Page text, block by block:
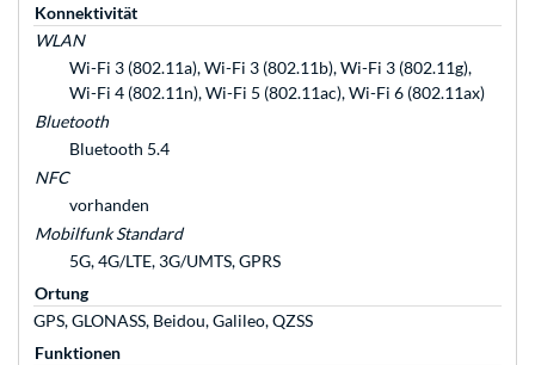
Konnektivität
WLAN
Wi-Fi 3 (802.11a), Wi-Fi 3 (802.11b), Wi-Fi 3 (802.11g),
Wi-Fi 4 (802.11n), Wi-Fi 5 (802.11ac), Wi-Fi 6 (802.11ax)
Bluetooth
Bluetooth 5.4
NFC
vorhanden
Mobilfunk Standard
5G, 4G/LTE, 3G/UMTS, GPRS
Ortung
GPS, GLONASS, Beidou, Galileo, QZSS
Funktionen